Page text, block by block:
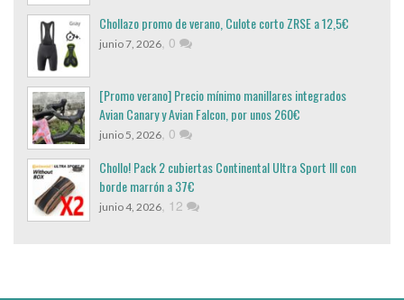
Chollazo promo de verano, Culote corto ZRSE a 12,5€
junio 7, 2026, 0
[Promo verano] Precio mínimo manillares integrados
Avian Canary y Avian Falcon, por unos 260€
junio 5, 2026, 0
Chollo! Pack 2 cubiertas Continental Ultra Sport III con
borde marrón a 37€
junio 4, 2026, 12